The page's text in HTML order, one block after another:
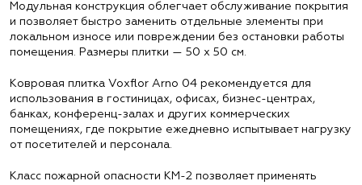
Модульная конструкция облегчает обслуживание покрытия
и позволяет быстро заменить отдельные элементы при
локальном износе или повреждении без остановки работы
помещения. Размеры плитки — 50 х 50 см.
Ковровая плитка Voxflor Arno 04 рекомендуется для
использования в гостиницах, офисах, бизнес-центрах,
банках, конференц-залах и других коммерческих
помещениях, где покрытие ежедневно испытывает нагрузку
от посетителей и персонала.
Класс пожарной опасности КМ-2 позволяет применять